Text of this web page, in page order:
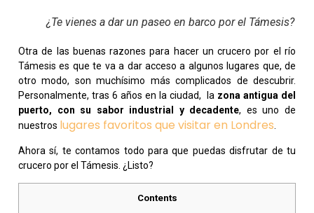
¿Te vienes a dar un paseo en barco por el Támesis?
Otra de las buenas razones para hacer un crucero por el río
Támesis es que te va a dar acceso a algunos lugares que, de
otro modo, son muchísimo más complicados de descubrir.
Personalmente, tras 6 años en la ciudad, la zona antigua del
puerto, con su sabor industrial y decadente, es uno de
nuestros lugares favoritos que visitar en Londres
Ahora sí, te contamos todo para que puedas disfrutar de tu
crucero por el Támesis. ¿Listo?
Contents